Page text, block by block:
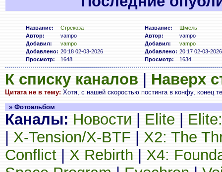
Название:
Стрекоза
Автор:
vampo
Добавил:
vampo
Добавлено: 20:18 02-03-2026
Просмотр:
1648
Название:
Шмель
Автор:
vampo
Добавил:
vampo
Добавлено: 20:17 02-03-2026
Просмотр:
1634
К списку каналов Наверх
Цитата не в тему: Хотя, с нашей скоростью постинга в конфу, конец
» Фотоальбом
Каналы: Новости Elite
X-Tension/X-BTF
X2: The
Conflict
X Rebirth
X4: